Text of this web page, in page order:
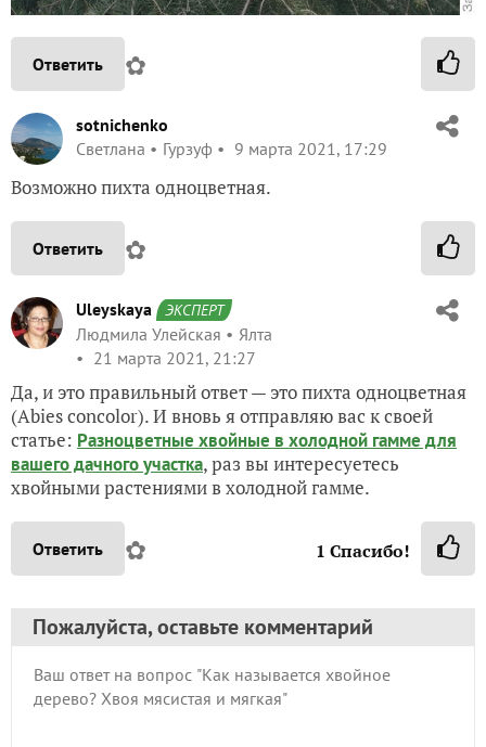
Ответить ✿
sotnichenko
Светлана
Гурзуф 9 марта 2021, 17:29
Возможно пихта одноцветная.
Ответить ✿
Uleyskaya ЭКСПЕРТ
Людмила Улейская
Ялта
21 марта 2021, 21:27
Да, и это правильный ответ — это пихта одноцветная
(Abies concolor). И вновь я отправляю вас к своей
статье: Разноцветные хвойные в холодной гамме для
вашего дачного участка, раз вы интересуетесь
хвойными растениями в холодной гамме.
Ответить ✿ 1 Спасибо!
Пожалуйста, оставьте комментарий